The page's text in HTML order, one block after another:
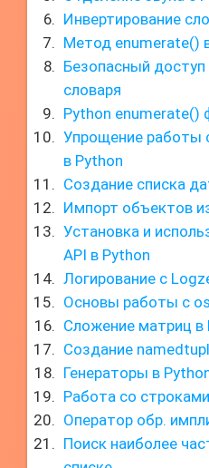
Инвертирование
Метод enumerate()
Безопасный доступ
словаря
Python enumerate()
Упрощение работы
в Python
Создание списка
Импорт объектов
Установка и
API в Python
Логирование с
Основы работы с os
Сложение матриц в
Создание
Генераторы в
Работа со
Оператор обр.
Поиск наиболее